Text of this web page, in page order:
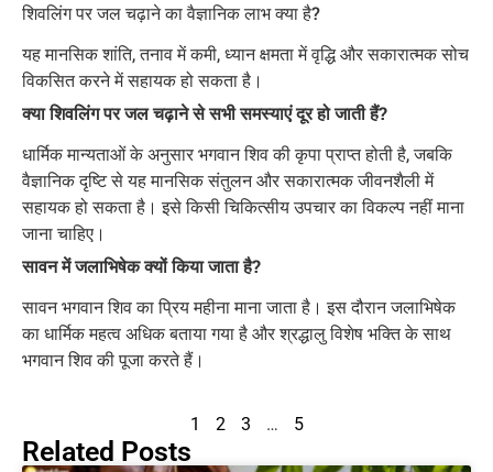
शिवलिंग पर जल चढ़ाने का वैज्ञानिक लाभ क्या है?
यह मानसिक शांति, तनाव में कमी, ध्यान क्षमता में वृद्धि और सकारात्मक सोच
विकसित करने में सहायक हो सकता है।
क्या शिवलिंग पर जल चढ़ाने से सभी समस्याएं दूर हो जाती हैं?
धार्मिक मान्यताओं के अनुसार भगवान शिव की कृपा प्राप्त होती है, जबकि
वैज्ञानिक दृष्टि से यह मानसिक संतुलन और सकारात्मक जीवनशैली में
सहायक हो सकता है। इसे किसी चिकित्सीय उपचार का विकल्प नहीं माना
जाना चाहिए।
सावन में जलाभिषेक क्यों किया जाता है?
सावन भगवान शिव का प्रिय महीना माना जाता है। इस दौरान जलाभिषेक
का धार्मिक महत्व अधिक बताया गया है और श्रद्धालु विशेष भक्ति के साथ
भगवान शिव की पूजा करते हैं।
1 2 3 … 5
Related Posts